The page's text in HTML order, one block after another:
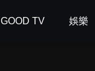
GOOD TV 娛樂